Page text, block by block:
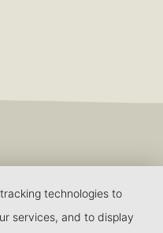
technologies to
services, and to display